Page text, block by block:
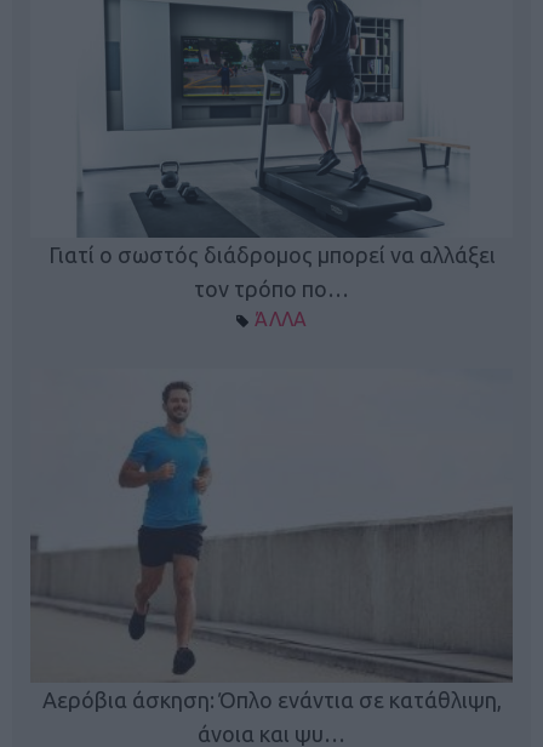
Γιατί ο σωστός διάδρομος μπορεί να αλλάξει
τον τρόπο πο…
ΆΛΛΑ
Αερόβια άσκηση: Όπλο ενάντια σε κατάθλιψη,
άνοια και ψυ…